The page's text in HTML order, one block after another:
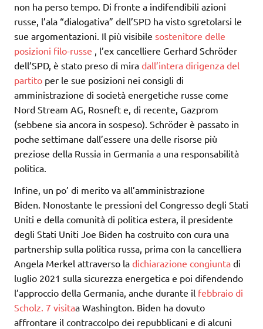
non ha perso tempo. Di fronte a indifendibili azioni
russe, l’ala “dialogativa” dell’SPD ha visto sgretolarsi le
sue argomentazioni. Il più visibile sostenitore delle
posizioni filo-russe , l’ex cancelliere Gerhard Schröder
dell’SPD, è stato preso di mira dall’intera dirigenza del
partito per le sue posizioni nei consigli di
amministrazione di società energetiche russe come
Nord Stream AG, Rosneft e, di recente, Gazprom
(sebbene sia ancora in sospeso). Schröder è passato in
poche settimane dall’essere una delle risorse più
preziose della Russia in Germania a una responsabilità
politica.
Infine, un po’ di merito va all’amministrazione
Biden. Nonostante le pressioni del Congresso degli Stati
Uniti e della comunità di politica estera, il presidente
degli Stati Uniti Joe Biden ha costruito con cura una
partnership sulla politica russa, prima con la cancelliera
Angela Merkel attraverso la dichiarazione congiunta di
luglio 2021 sulla sicurezza energetica e poi difendendo
l’approccio della Germania, anche durante il febbraio di
Scholz. 7 visitaa Washington. Biden ha dovuto
affrontare il contraccolpo dei repubblicani e di alcuni